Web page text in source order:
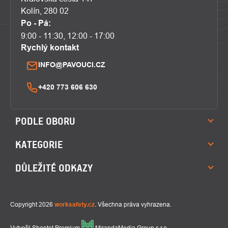
Kolín, 280 02
Po - Pá:
9:00 - 11:30, 12:00 - 17:00
Rychlý kontakt
INFO@PAVOUCI.CZ
+420 773 606 630
PODLE OBORU
KATEGORIE
DŮLEŽITÉ ODKAZY
Copyright 2026 worksafety.cz . Všechna práva vyhrazena.